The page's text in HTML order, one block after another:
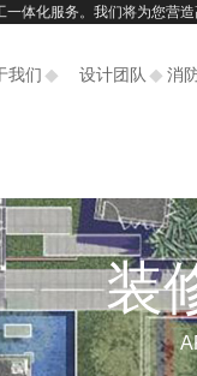
。我们将为您营造高贵
我们 设计团队 消
装